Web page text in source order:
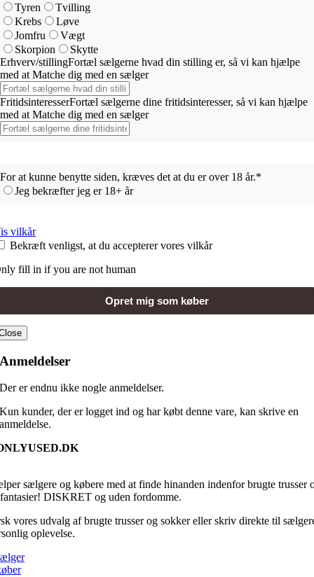
Tyren
Tvilling
Krebs
Løve
Jomfru
Vægt
Skorpion
Skytte
Erhverv/stillingFortæl sælgerne hvad din stilling er, så vi kan hjælpe
med at Matche dig med en sælger
FritidsinteresserFortæl sælgerne dine fritidsinteresser, så vi kan hjælpe
med at Matche dig med en sælger
For at kunne benytte siden, kræves det at du er over 18 år.*
Jeg bekræfter jeg er 18+ år
vilkår
Bekræft venligst, at du accepterer vores vilkår
fill in if you are not human
Anmeldelser
Der er endnu ikke nogle anmeldelser.
Kun kunder, der er logget ind og har købt denne vare, kan skrive en
anmeldelse.
sælgere og købere med at finde hinanden indenfor brugte trusser
DISKRET og uden fordomme.
vores udvalg af brugte trusser og sokker eller skriv direkte til
oplevelse.